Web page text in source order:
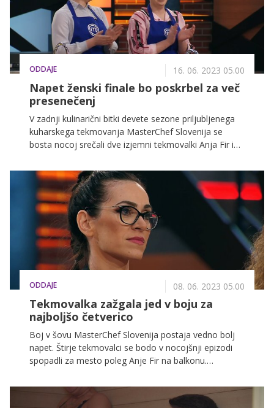
ODDAJE 16. 06. 2023 05.00
Napet ženski finale bo poskrbel za več
presenečenj
V zadnji kulinarični bitki devete sezone priljubljenega
kuharskega tekmovanja MasterChef Slovenija se
bosta nocoj srečali dve izjemni tekmovalki Anja Fir in
zmagovalke v zgodovini šova. Spremljali bomo napet
večurni boj, ki bo razkril, katera bo ponosno dvignila
pokal MasterChef.
ODDAJE 08. 06. 2023 05.00
Tekmovalka zažgala jed v boju za
najboljšo četverico
Boj v šovu MasterChef Slovenija postaja vedno bolj
napet. Štirje tekmovalci se bodo v nocojšnji epizodi
spopadli za mesto poleg Anje Fir na balkonu.
razburljivih okusov in moči začimb.